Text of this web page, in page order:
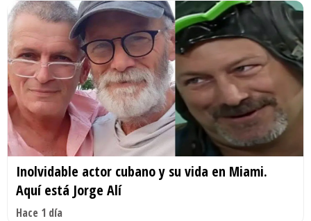
Inolvidable actor cubano y su vida en Miami.
Aquí está Jorge Alí
Hace 1 día